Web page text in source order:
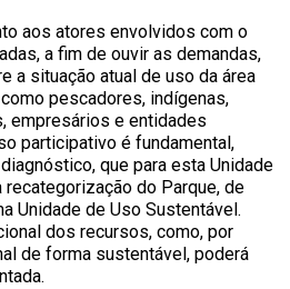
aos atores envolvidos com o
a fim de ouvir as demandas,
a situação atual de uso da área
pescadores, indígenas,
empresários e entidades
participativo é fundamental,
que para esta Unidade
do Parque, de
Unidade de Uso Sustentável.
dos recursos, como, por
de forma sustentável, poderá